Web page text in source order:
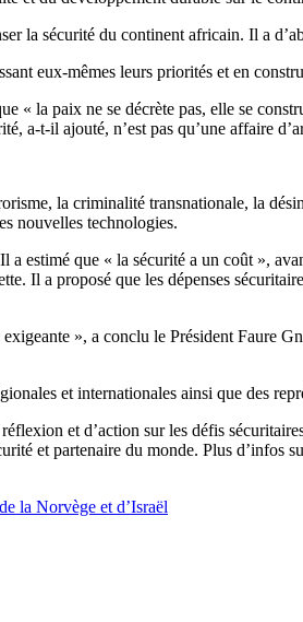
la sécurité du continent africain. Il a
eux-mêmes leurs priorités et en
« la paix ne se décrète pas, elle se
t-il ajouté, n’est pas qu’une affaire
la criminalité transnationale, la
nouvelles technologies.
que « la sécurité a un coût »,
Il a proposé que les dépenses
», a conclu le Président Faure
et internationales ainsi que des
et d’action sur les défis
et partenaire du monde. Plus d’infos
la Norvège et d’Israël